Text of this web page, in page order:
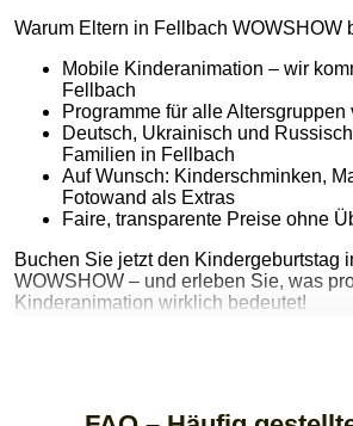
Warum Eltern in Fellbach WOWSHOW
Mobile Kinderanimation – wir
Fellbach
Programme für alle
Deutsch, Ukrainisch und
Familien in Fellbach
Auf Wunsch: Kinderschminken,
Fotowand als Extras
Faire, transparente Preise ohne
Buchen Sie jetzt den Kindergeburtstag
WOWSHOW – und erleben Sie, was
Kinderanimation wirklich bedeutet!
Innenstadt, Oeffingen, Schmiden und